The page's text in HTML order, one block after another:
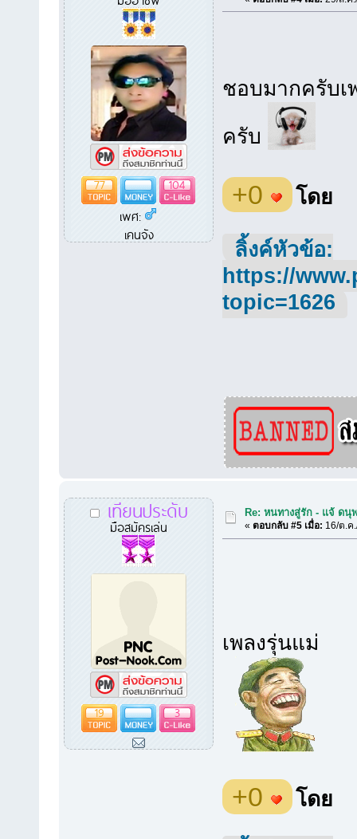
77
104
เพศ:
เคนจัง
ชอบมากครับเ
ครับ
+0 โดย
ลิ้งค์หัวข้อ:
https://
topic=1626
เทียนประดับ
มือสมัครเล่น
19 3
Re: หนทางสู่รัก - แจ้ ดนุ
«ตอบกลับ #5 เมื่อ: 16/ต.ค
เพลงรุ่นแม่
+0 โดย